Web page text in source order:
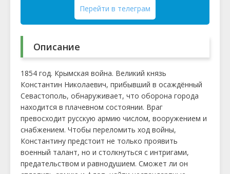
Перейти в телеграм
Описание
1854 год. Крымская война. Великий князь
Константин Николаевич, прибывший в осаждённый
Севастополь, обнаруживает, что оборона города
находится в плачевном состоянии. Враг
превосходит русскую армию числом, вооружением и
снабжением. Чтобы переломить ход войны,
Константину предстоит не только проявить
военный талант, но и столкнуться с интригами,
предательством и равнодушием. Сможет ли он